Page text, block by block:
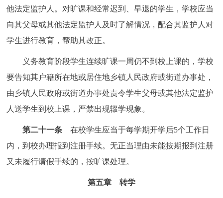
他法定监护人。对旷课和经常迟到、早退的学生，学校应当
向其父母或其他法定监护人及时了解情况，配合其监护人对
学生进行教育，帮助其改正。
义务教育阶段学生连续旷课一周仍不到校上课的，学校
要告知其户籍所在地或居住地乡镇人民政府或街道办事处，
由乡镇人民政府或街道办事处责令学生父母或其他法定监护
人送学生到校上课，严禁出现辍学现象。
第二十一条 在校学生应当于每学期开学后5个工作日
内，到校办理报到注册手续。无正当理由未能按期报到注册
又未履行请假手续的，按旷课处理。
第五章 转学